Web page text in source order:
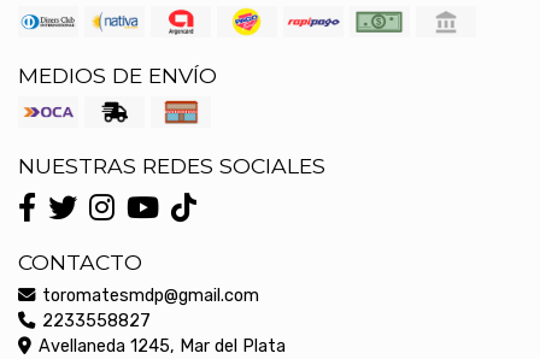
MEDIOS DE ENVÍO
NUESTRAS REDES SOCIALES
CONTACTO
toromatesmdp@gmail.com
2233558827
Avellaneda 1245, Mar del Plata